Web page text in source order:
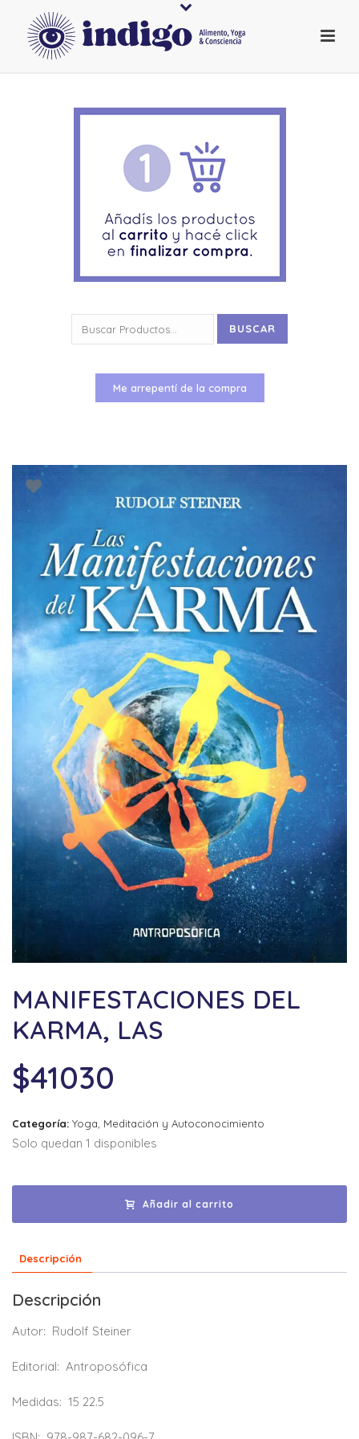
MANIFESTACIONES DEL
KARMA, LAS
$41030
Categoría: Yoga, Meditación y Autoconocimiento
Solo quedan 1 disponibles
Añadir al carrito
Descripción
Descripción
Autor: Rudolf Steiner
Editorial: Antroposófica
Medidas: 15 22.5
por:
BUSCAR
Me arrepentí de la compra